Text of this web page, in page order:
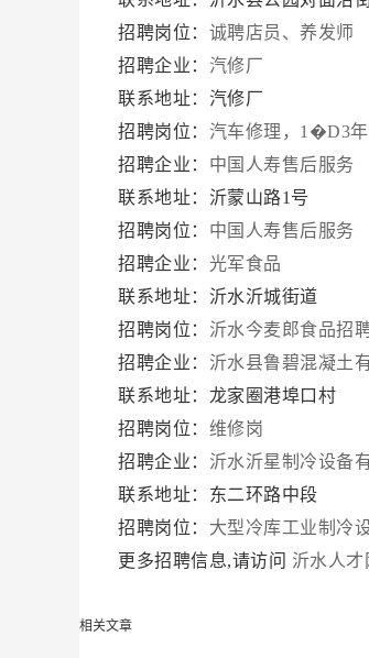
招聘岗位： 诚聘店员、养发师
招聘企业： 汽修厂
联系地址：汽修厂
招聘岗位： 汽车修理，1�D3
招聘企业： 中国人寿售后服务
联系地址：沂蒙山路1号
招聘岗位： 中国人寿售后服务
招聘企业： 光军食品
联系地址：沂水沂城街道
招聘岗位： 沂水今麦郎食品招
招聘企业： 沂水县鲁碧混凝土
联系地址：龙家圈港埠口村
招聘岗位： 维修岗
招聘企业： 沂水沂星制冷设备
联系地址：东二环路中段
招聘岗位： 大型冷库工业制冷
更多招聘信息,请访问 沂水人才
相关文章